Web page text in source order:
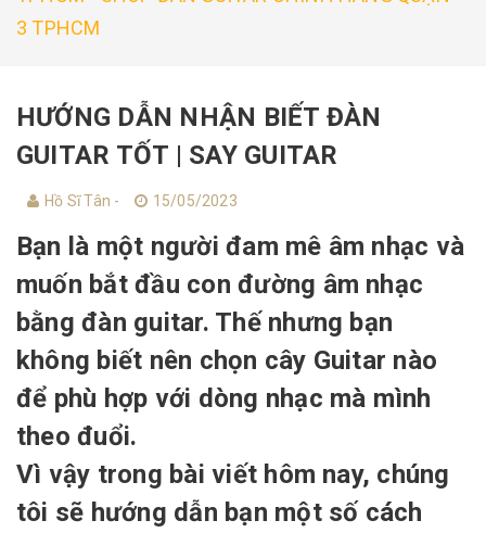
3 TPHCM
HƯỚNG DẪN NHẬN BIẾT ĐÀN
GUITAR TỐT | SAY GUITAR
Hồ Sĩ Tân - 15/05/2023
Bạn là một người đam mê âm nhạc và
muốn bắt đầu con đường âm nhạc
bằng đàn guitar. Thế nhưng bạn
không biết nên chọn cây Guitar nào
để phù hợp với dòng nhạc mà mình
theo đuổi.
Vì vậy trong bài viết hôm nay, chúng
tôi sẽ hướng dẫn bạn một số cách